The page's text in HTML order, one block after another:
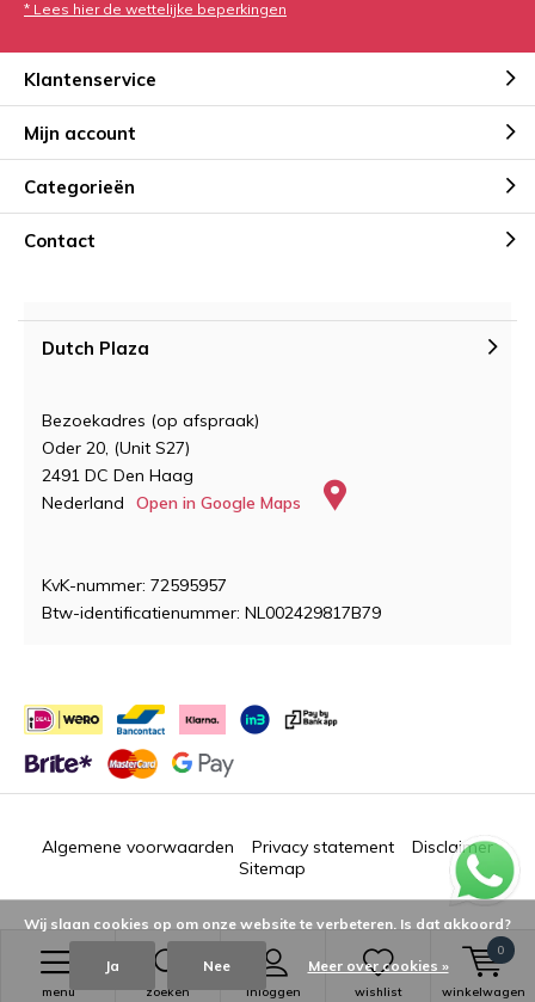
zoeken inloggen
menu wishlist winkelwagen
0
* Lees hier de wettelijke beperkingen
Klantenservice
Mijn account
Categorieën
Contact
Dutch Plaza
Bezoekadres (op afspraak)
Oder 20, (Unit S27)
2491 DC Den Haag
Nederland
Open in Google Maps
KvK-nummer: 72595957
Btw-identificatienummer: NL002429817B79
© 2018 - 2026Dutch Plaza
Algemene voorwaarden Privacy statement
Disclaimer
Sitemap
Wij slaan cookies op om onze website te verbeteren. Is dat akkoord?
Ja Nee Meer over cookies »